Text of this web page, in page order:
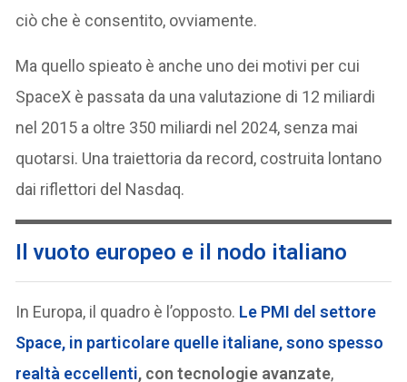
ciò che è consentito, ovviamente.
Ma quello spieato è anche uno dei motivi per cui
SpaceX è passata da una valutazione di 12 miliardi
nel 2015 a oltre 350 miliardi nel 2024, senza mai
quotarsi. Una traiettoria da record, costruita lontano
dai riflettori del Nasdaq.
Il vuoto europeo e il nodo italiano
In Europa, il quadro è l’opposto. Le PMI del settore
Space, in particolare quelle italiane, sono spesso
realtà eccellenti, con tecnologie avanzate,